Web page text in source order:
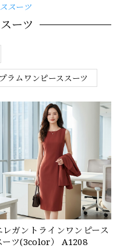
スーツ
ーツ
ラムワンピーススーツ
レガントラインワンピース
ーツ(3color） A1208